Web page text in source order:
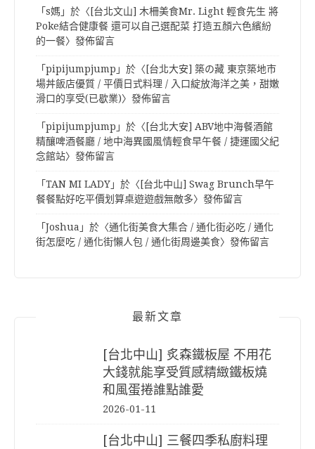
「s媽 」於〈 [台北文山] 木柵美食Mr. Light 輕食先生 將
Poke結合健康餐 還可以自己選配菜 打造五顏六色繽紛
的一餐〉發佈留言
「pipijumpjump 」於〈 [台北大安] 築の藏 東京築地市
場丼飯店優質 / 平價日式料理 / 入口綻放海洋之美，甜嫩
滑口的享受(已歇業)〉發佈留言
「pipijumpjump 」於〈 [台北大安] ABV地中海餐酒館
精釀啤酒餐廳 / 地中海異國風情輕食早午餐 / 捷運國父紀
念館站〉發佈留言
「TAN MI LADY」於〈 [台北中山] Swag Brunch早午
餐餐點好吃平價划算桌遊遊戲無敵多〉發佈留言
「Joshua 」於〈通化街美食大集合 / 通化街必吃 / 通化
街怎麼吃 / 通化街懶人包 / 通化街周邊美食〉發佈留言
最新文章
[台北中山] 炙森鐵板屋 不用花
大錢就能享受質感精緻鐵板燒
和風蛋捲誰點誰愛
2026-01-11
[台北中山] 三餐四季私廚料理